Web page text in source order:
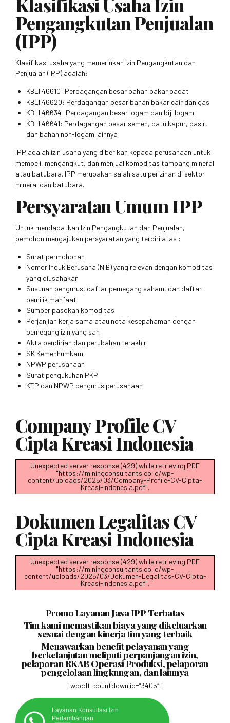
Klasifikasi Usaha Izin
Pengangkutan Penjualan
(IPP)
Klasifikasi usaha yang memerlukan Izin Pengangkutan dan
Penjualan (IPP) adalah:
KBLI 46610: Perdagangan besar bahan bakar padat
KBLI 46620: Perdagangan besar bahan bakar cair dan gas
KBLI 46634: Perdagangan besar logam dan biji logam
KBLI 46641: Perdagangan besar semen, batu kapur, pasir,
dan bahan non-logam lainnya
IPP adalah izin usaha yang diberikan kepada perusahaan untuk
membeli, mengangkut, dan menjual komoditas tambang mineral
atau batubara. IPP merupakan salah satu perizinan di sektor
mineral dan batubara.
Persyaratan Umum IPP
Untuk mendapatkan Izin Pengangkutan dan Penjualan,
pemohon mengajukan persyaratan yang terdiri atas :
Surat permohonan
Nomor Induk Berusaha (NIB) yang relevan dengan komoditas
yang diusahakan
Susunan pengurus, daftar pemegang saham, dan daftar
pemilik manfaat
Sumber pasokan komoditas
Perjanjian kerja sama atau nota kesepahaman dengan
pemegang izin yang sah
Akta pendirian dan perubahan terakhir
SK Kemenhumkam
NPWP perusahaan
Surat pengukuhan PKP
KTP dan NPWP pengurus perusahaan
Company Profile CV
Cipta Kreasi Indonesia
Unexpected server response (429) while retrieving PDF
"https://miningconsultants.co.id/wp-
content/uploads/2025/03/Company-Profile-CV-Cipta-
Kreasi-Indonesia.pdf".
Dokumen Legalitas CV
Cipta Kreasi Indonesia
Unexpected server response (429) while retrieving PDF
"https://miningconsultants.co.id/wp-
content/uploads/2025/03/Dokumen-Legalitas-CV-Cipta-
Kreasi-Indonesia.pdf".
Promo Layanan Jasa IPP Terbatas
Tim kami memastikan biaya yang dikeluarkan
sesuai dengan kinerja tim yang terbaik
Menawarkan benefit pelayanan yang
berkelanjutan meliputi perpanjangan izin,
pelaporan RKAB Operasi Produksi, pelaporan
pengelolaan lingkungan, dan lainnya
[wpcdt-countdown id=”3405″]
Layanan Konsultasi Izin
Pertambangan